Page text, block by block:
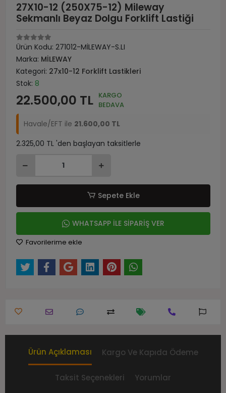
27X10-12 (250X75-12) Mileway
Sekmanlı Beyaz Dolgu Forklift Lastiği
Ürün Kodu: 271012-MİLEWAY-S.LI
Marka: MİLEWAY
Kategori: 27x10-12 Forklift Lastikleri
Stok: 8
22.500,00 TL KARGO
BEDAVA
Havale/EFT ile 21.600,00 TL
2.325,00 TL 'den başlayan taksitlerle
Sepete Ekle
WHATSAPP İLE SİPARİŞ VER
Favorilerime ekle
Ürün Açıklaması Kargo Ve Kapıda Ödeme
Taksit Seçenekleri Yorumlar